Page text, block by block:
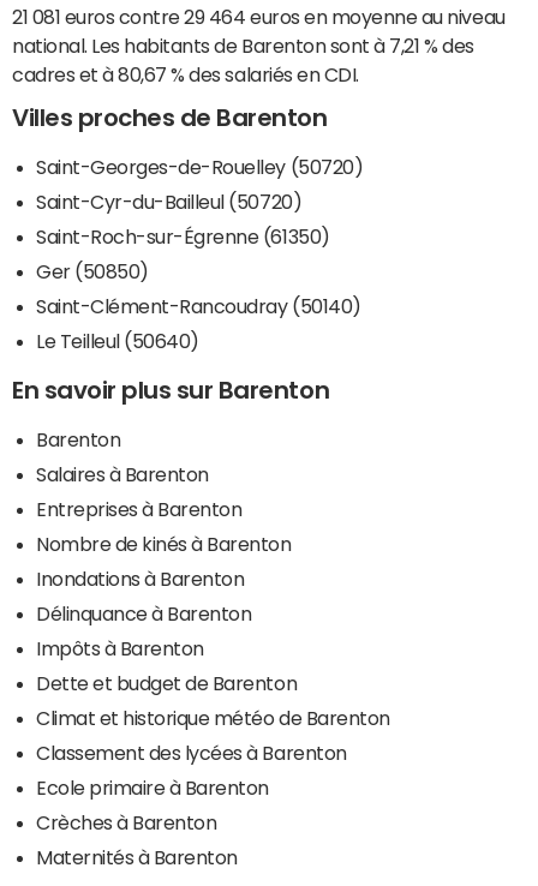
21 081 euros contre 29 464 euros en moyenne au niveau
national. Les habitants de Barenton sont à 7,21 % des
cadres et à 80,67 % des salariés en CDI.
Villes proches de Barenton
Saint-Georges-de-Rouelley (50720)
Saint-Cyr-du-Bailleul (50720)
Saint-Roch-sur-Égrenne (61350)
Ger (50850)
Saint-Clément-Rancoudray (50140)
Le Teilleul (50640)
En savoir plus sur Barenton
Barenton
Salaires à Barenton
Entreprises à Barenton
Nombre de kinés à Barenton
Inondations à Barenton
Délinquance à Barenton
Impôts à Barenton
Dette et budget de Barenton
Climat et historique météo de Barenton
Classement des lycées à Barenton
Ecole primaire à Barenton
Crèches à Barenton
Maternités à Barenton